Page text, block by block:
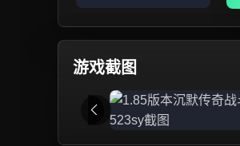
游戏截图